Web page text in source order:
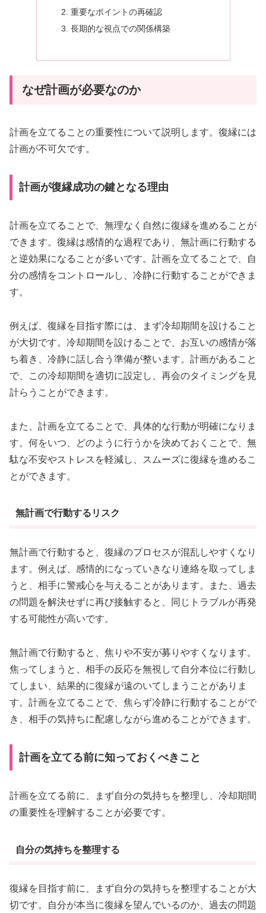
重要なポイントの再確認
長期的な視点での関係構築
なぜ計画が必要なのか
計画を立てることの重要性について説明します。復縁には
計画が不可欠です。
計画が復縁成功の鍵となる理由
計画を立てることで、無理なく自然に復縁を進めることが
できます。復縁は感情的な過程であり、無計画に行動する
と逆効果になることが多いです。計画を立てることで、自
分の感情をコントロールし、冷静に行動することができま
す。
例えば、復縁を目指す際には、まず冷却期間を設けること
が大切です。冷却期間を設けることで、お互いの感情が落
ち着き、冷静に話し合う準備が整います。計画があること
で、この冷却期間を適切に設定し、再会のタイミングを見
計らうことができます。
また、計画を立てることで、具体的な行動が明確になりま
す。何をいつ、どのように行うかを決めておくことで、無
駄な不安やストレスを軽減し、スムーズに復縁を進めるこ
とができます。
無計画で行動するリスク
無計画で行動すると、復縁のプロセスが混乱しやすくなり
ます。例えば、感情的になっていきなり連絡を取ってしま
うと、相手に警戒心を与えることがあります。また、過去
の問題を解決せずに再び接触すると、同じトラブルが再発
する可能性が高いです。
無計画で行動すると、焦りや不安が募りやすくなります。
焦ってしまうと、相手の反応を無視して自分本位に行動し
てしまい、結果的に復縁が遠のいてしまうことがありま
す。計画を立てることで、焦らず冷静に行動することがで
き、相手の気持ちに配慮しながら進めることができます。
計画を立てる前に知っておくべきこと
計画を立てる前に、まず自分の気持ちを整理し、冷却期間
の重要性を理解することが必要です。
自分の気持ちを整理する
復縁を目指す前に、まず自分の気持ちを整理することが大
切です。自分が本当に復縁を望んでいるのか、過去の問題